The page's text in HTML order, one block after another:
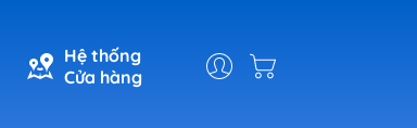
Hệ thống
Cửa hàng